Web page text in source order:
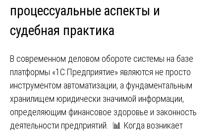
процессуальные аспекты и
судебная практика
В современном деловом обороте системы на базе
платформы «1С:Предприятие» являются не просто
инструментом автоматизации, а фундаментальным
хранилищем юридически значимой информации,
определяющим финансовое здоровье и законность
деятельности предприятий. 📊 Когда возникает